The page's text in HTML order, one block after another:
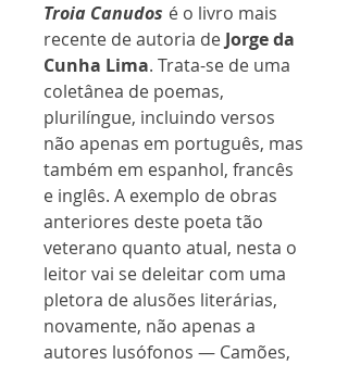
Troia Canudos é o livro mais
recente de autoria de Jorge da
Cunha Lima. Trata-se de uma
coletânea de poemas,
plurilíngue, incluindo versos
não apenas em português, mas
também em espanhol, francês
e inglês. A exemplo de obras
anteriores deste poeta tão
veterano quanto atual, nesta o
leitor vai se deleitar com uma
pletora de alusões literárias,
novamente, não apenas a
autores lusófonos — Camões,